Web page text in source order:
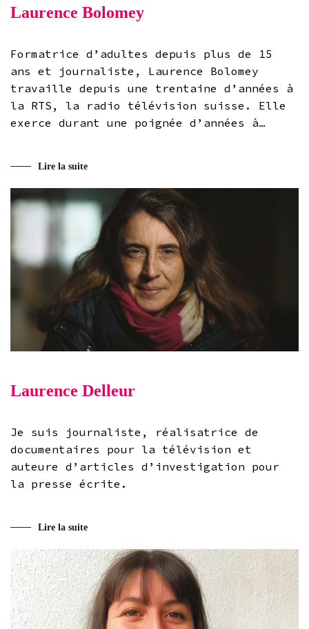
Laurence Bolomey
Formatrice d’adultes depuis plus de 15
ans et journaliste, Laurence Bolomey
travaille depuis une trentaine d’années à
la RTS, la radio télévision suisse. Elle
exerce durant une poignée d’années à…
Lire la suite
Laurence Delleur
Je suis journaliste, réalisatrice de
documentaires pour la télévision et
auteure d’articles d’investigation pour
la presse écrite.
Lire la suite